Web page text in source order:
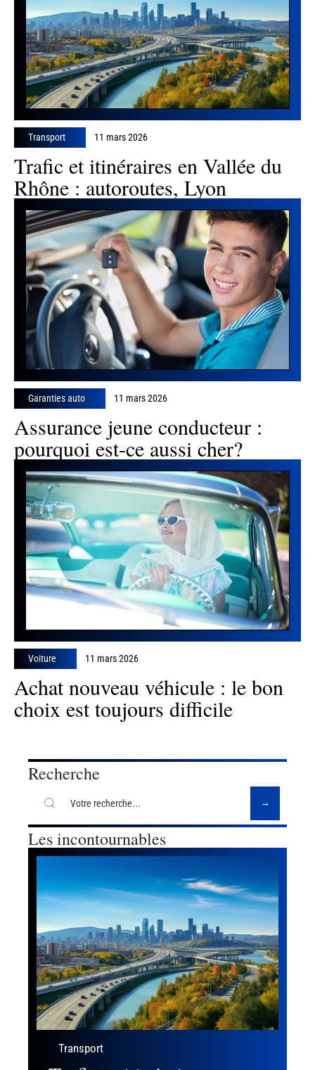
Transport 11 mars 2026
Trafic et itinéraires en Vallée du
Rhône : autoroutes, Lyon
Garanties auto 11 mars 2026
Assurance jeune conducteur :
pourquoi est-ce aussi cher?
Voiture 11 mars 2026
Achat nouveau véhicule : le bon
choix est toujours difficile
Recherche
Les incontournables
Transport